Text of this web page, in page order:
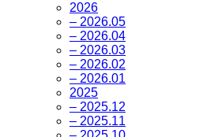
2026
– 2026.05
– 2026.04
– 2026.03
– 2026.02
– 2026.01
2025
– 2025.12
– 2025.11